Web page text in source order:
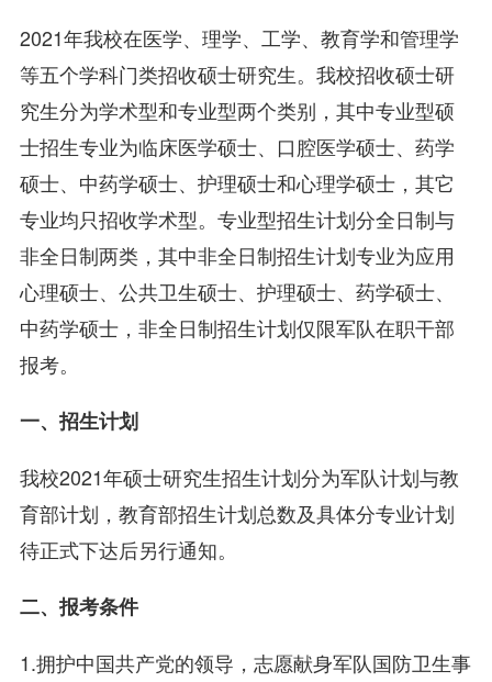
2021年我校在医学、理学、工学、教育学和管理学
等五个学科门类招收硕士研究生。我校招收硕士研
究生分为学术型和专业型两个类别，其中专业型硕
士招生专业为临床医学硕士、口腔医学硕士、药学
硕士、中药学硕士、护理硕士和心理学硕士，其它
专业均只招收学术型。专业型招生计划分全日制与
非全日制两类，其中非全日制招生计划专业为应用
心理硕士、公共卫生硕士、护理硕士、药学硕士、
中药学硕士，非全日制招生计划仅限军队在职干部
报考。
一、招生计划
我校2021年硕士研究生招生计划分为军队计划与教
育部计划，教育部招生计划总数及具体分专业计划
待正式下达后另行通知。
二、报考条件
1.拥护中国共产党的领导，志愿献身军队国防卫生事